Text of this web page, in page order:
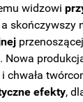
widzowi
a skończywszy
. Nowa
chwała
efekty,